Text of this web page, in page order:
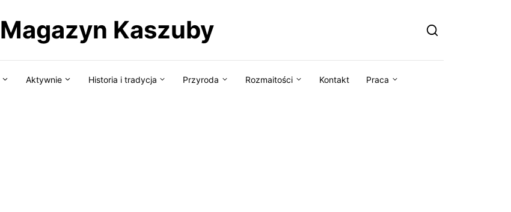
Magazyn Kaszuby
Aktywnie Historia i tradycja Przyroda Rozmaitości Kontakt Praca